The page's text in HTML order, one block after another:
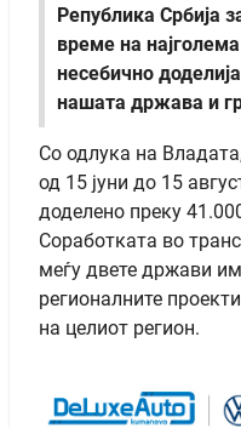
Република Србија
време на
несебично
нашата држава и
Со одлука на
од 15 јуни до 15
доделено преку
Соработката во
меѓу двете држави
регионалните
на целиот регион.